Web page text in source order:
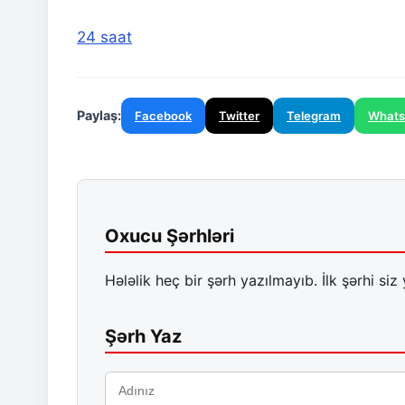
24 saat
Paylaş: Facebook Twitter Telegram
Oxucu Şərhləri
Hələlik heç bir şərh yazılmayıb. İlk şərhi siz
Şərh Yaz